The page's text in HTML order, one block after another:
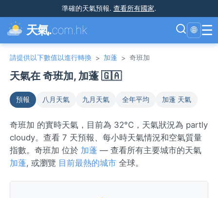
準確的天氣預報. 查看所有國家.
天氣.com.hk 🌐 ☰
請提供以下數值以進行轉換 > 加蓬 > 奇班加
天氣在 奇班加, 加蓬 🇬🇦
預報 八月天氣 九月天氣 全年平均 加蓬 天氣
奇班加 的實時天氣，目前為 32°C，天氣狀況為 partly
cloudy。查看 7 天預報、每小時天氣情況和空氣質量
指數。奇班加 位於 加蓬 — 查看所有主要城市的天氣
加蓬, 或瀏覽 目前最熱的城市 全球。